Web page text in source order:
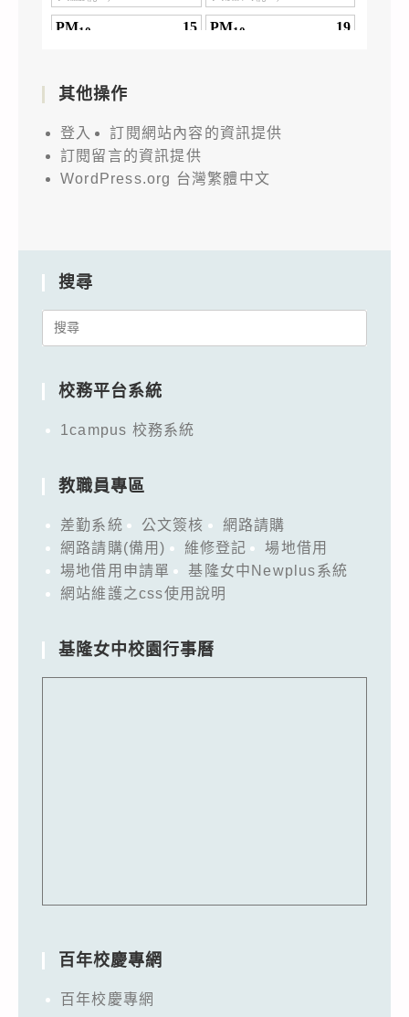
其他操作
登入
訂閱網站內容的資訊提供
訂閱留言的資訊提供
WordPress.org 台灣繁體中文
搜尋
Search
校務平台系統
1campus 校務系統
教職員專區
差勤系統 公文簽核
網路請購
網路請購(備用)
維修登記
場地借用
場地借用申請單
基隆女中Newplus系統
網站維護之css使用說明
基隆女中校園行事曆
百年校慶專網
百年校慶專網